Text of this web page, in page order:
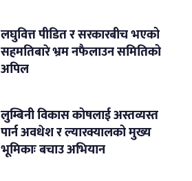
लघुवित्त पीडित र सरकारबीच भएको
सहमतिबारे भ्रम नफैलाउन समितिको
अपिल
लुम्बिनी विकास कोषलाई अस्तव्यस्त
पार्न अवधेश र ल्यारक्यालको मुख्य
भूमिकाः बचाउ अभियान